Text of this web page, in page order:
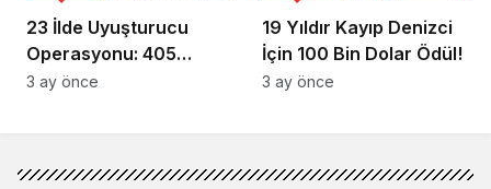
23 İlde Uyuşturucu
Operasyonu: 405
Gözaltı!
3 ay önce
19 Yıldır Kayıp Denizci
İçin 100 Bin Dolar Ödül!
3 ay önce